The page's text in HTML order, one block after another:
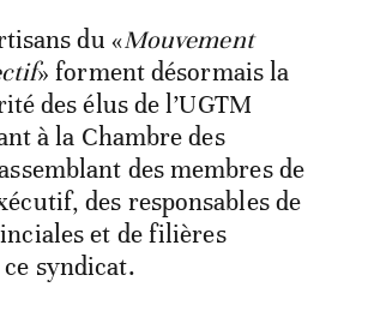
du «Mouvement
» forment désormais la
des élus de l’UGTM
à la Chambre des
des membres de
des responsables de
et de filières
syndicat.